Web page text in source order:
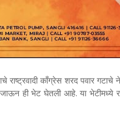
राष्ट्रवादी काँग्रेस शरद पवार
जाऊन ही भेट घेतली आहे. या